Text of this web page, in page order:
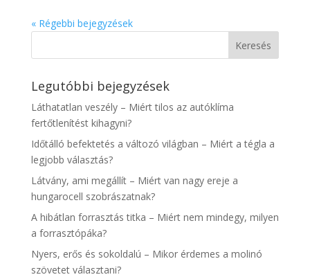
« Régebbi bejegyzések
Legutóbbi bejegyzések
Láthatatlan veszély – Miért tilos az autóklíma
fertőtlenítést kihagyni?
Időtálló befektetés a változó világban – Miért a tégla a
legjobb választás?
Látvány, ami megállít – Miért van nagy ereje a
hungarocell szobrászatnak?
A hibátlan forrasztás titka – Miért nem mindegy, milyen
a forrasztópáka?
Nyers, erős és sokoldalú – Mikor érdemes a molinó
szövetet választani?